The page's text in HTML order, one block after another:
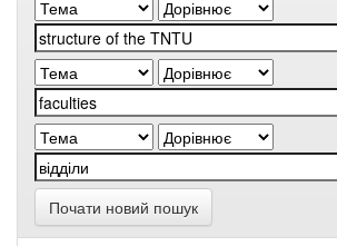
Почати новий пошук